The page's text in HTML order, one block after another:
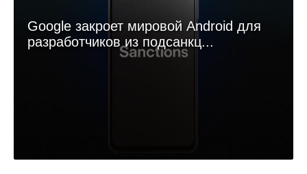
Google закроет мировой Android для
разработчиков из подсанкц...